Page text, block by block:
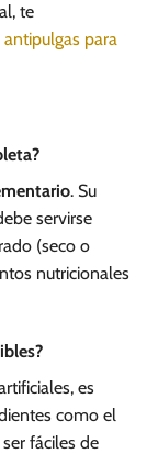
te
antipulgas para
. Su
servirse
(seco o
nutricionales
es
como el
fáciles de